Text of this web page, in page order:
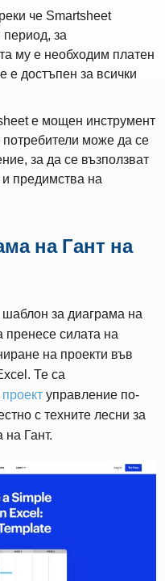
че Smartsheet
период, за
му е необходим платен
е достъпен за всички
е мощен инструмент
потребители може да се
за да се възползват
предимства на
на Гант на
шаблон за диаграма на
пренесе силата на
на проекти във
Те са
проект управление по-
с техните лесни за
Гант.